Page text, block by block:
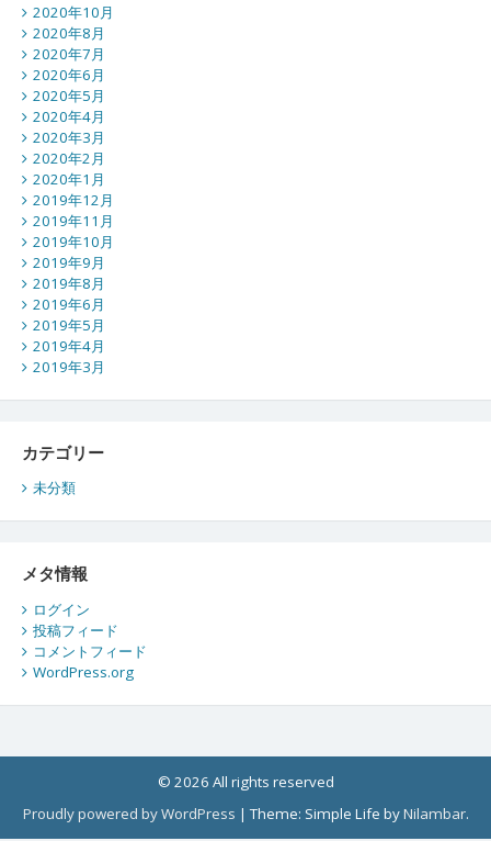
2020年10月
2020年8月
2020年7月
2020年6月
2020年5月
2020年4月
2020年3月
2020年2月
2020年1月
2019年12月
2019年11月
2019年10月
2019年9月
2019年8月
2019年6月
2019年5月
2019年4月
2019年3月
カテゴリー
未分類
メタ情報
ログイン
投稿フィード
コメントフィード
WordPress.org
© 2026 All rights reserved
Proudly powered by WordPress |Theme: Simple Life byNilambar.